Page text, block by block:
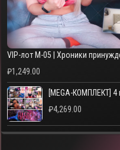
VIP-лот M-05 | Хроники
₽1,249.00
[MEGA-КОМПЛЕКТ] 4
₽4,269.00